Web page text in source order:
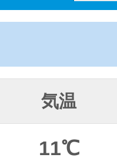
気温
11℃